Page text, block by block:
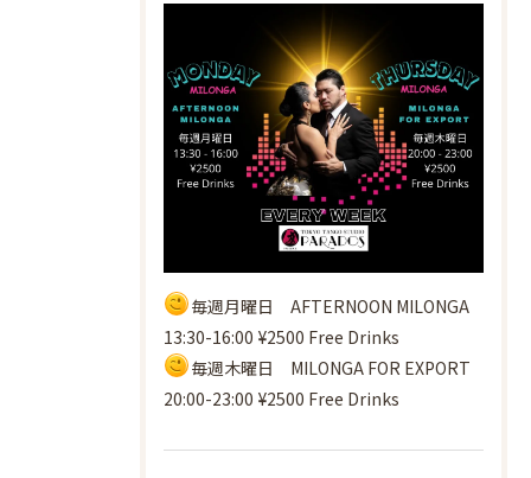
毎週月曜日 AFTERNOON MILONGA
13:30-16:00 ¥2500 Free Drinks
毎週木曜日 MILONGA FOR EXPORT
20:00-23:00 ¥2500 Free Drinks